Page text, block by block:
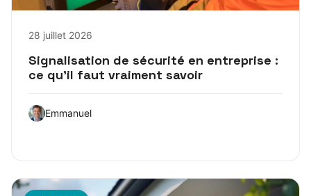
28 juillet 2026
Signalisation de sécurité en entreprise :
ce qu’il faut vraiment savoir
Emmanuel